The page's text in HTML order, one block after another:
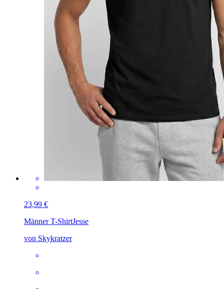
23,99 €
Männer T-ShirtJesse
von Skykratzer